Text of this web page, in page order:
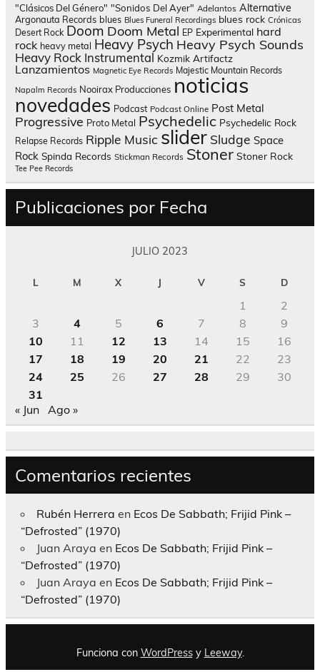
"Clásicos Del Género" "Sonidos Del Ayer" Adelantos Alternative
Argonauta Records blues Blues Funeral Recordings blues rock Crónicas
Desert Rock Doom Doom Metal EP Experimental hard
rock heavy metal Heavy Psych Heavy Psych Sounds
Heavy Rock Instrumental Kozmik Artifactz
Lanzamientos Magnetic Eye Records Majestic Mountain Records
Napalm Records Nooirax Producciones noticias
novedades Podcast Podcast Online Post Metal
Progressive Proto Metal Psychedelic Psychedelic Rock
Relapse Records Ripple Music slider Sludge Space
Rock Spinda Records Stickman Records Stoner Stoner Rock
Tee Pee Records
Publicaciones por Fecha
JULIO 2023
L M X J V S D
1
2
3
4 5 6 7 8
9
10
11 12 13 14 15
16
17
18 19 20 21 22
23
24
25 26 27 28 29
30
31
« Jun
Ago »
Comentarios recientes
Rubén Herrera en Ecos De Sabbath; Frijid Pink –
“Defrosted” (1970)
Juan Araya en Ecos De Sabbath; Frijid Pink –
“Defrosted” (1970)
Juan Araya en Ecos De Sabbath; Frijid Pink –
“Defrosted” (1970)
Funciona con WordPressy Leeway.